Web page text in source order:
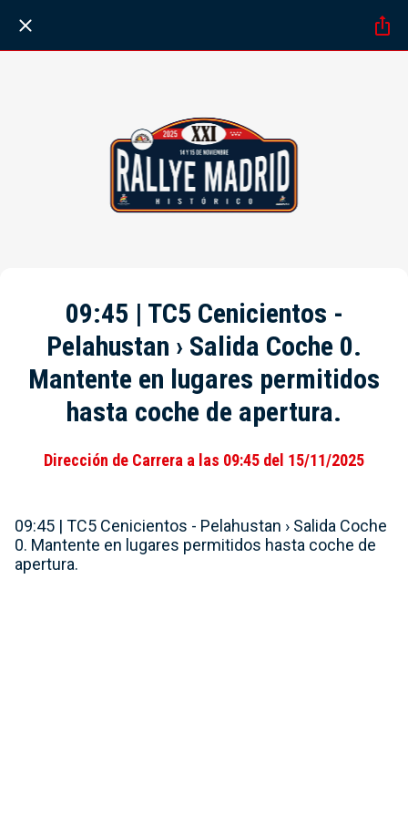
09:45 | TC5 Cenicientos -
Pelahustan › Salida Coche 0.
Mantente en lugares permitidos
hasta coche de apertura.
Dirección de Carrera a las 09:45 del 15/11/2025
09:45 | TC5 Cenicientos - Pelahustan › Salida Coche
0. Mantente en lugares permitidos hasta coche de
apertura.